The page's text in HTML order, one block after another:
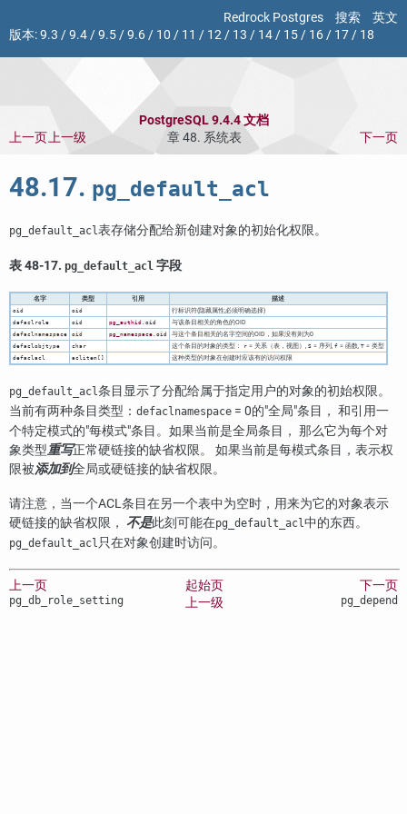
Redrock Postgres 搜索
英文
版本:9.3 /9.4/9.5/9.6/ 10 / 11 / 12/ 13 / 14/ 15/ 16/ 17/ 18
PostgreSQL 9.4.4 文档
上一页上一级 章 48. 系统表 下一页
48.17. pg_default_acl
pg_default_acl 表存储分配给新创建对象的初始化权限。
表 48-17. pg_default_acl 字段
名字 类型 引用 描述
oid oid 行标识符(隐藏属性;必须明确选择)
defaclrole oid pg_authid .oid 与该条目相关的角色的OID
defaclnamespace oid pg_namespace.oid 与这个条目相关的名字空间的OID，如果没有则为0
defaclobjtype char 这个条目的对象的类型： r= 关系（表，视图）, S= 序列, f= 函数, T= 类型
defaclacl aclitem[] 这种类型的对象在创建时应该有的访问权限
pg_default_acl 条目显示了分配给属于指定用户的对象的初始权限。
当前有两种条目类型： defaclnamespace = 0的"全局"条目， 和引用一
个特定模式的"每模式"条目。如果当前是全局条目， 那么它为每个对
象类型重写正常硬链接的缺省权限。 如果当前是每模式条目，表示权
限被添加到全局或硬链接的缺省权限。
请注意，当一个ACL条目在另一个表中为空时，用来为它的对象表示
硬链接的缺省权限， 不是此刻可能在pg_default_acl中的东西。
pg_default_acl只在对象创建时访问。
上一页 起始页 下一页
pg_db_role_setting 上一级 pg_depend